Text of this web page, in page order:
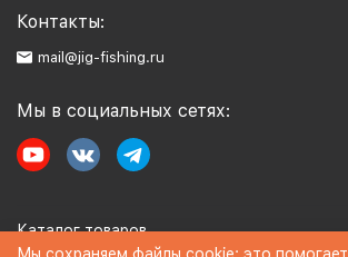
Контакты:
mail@jig-fishing.ru
Мы в социальных сетях:
Каталог товаров